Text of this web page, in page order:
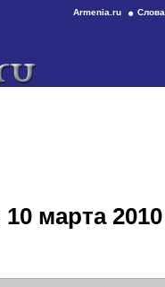
Armenia.ru
10 марта 2010